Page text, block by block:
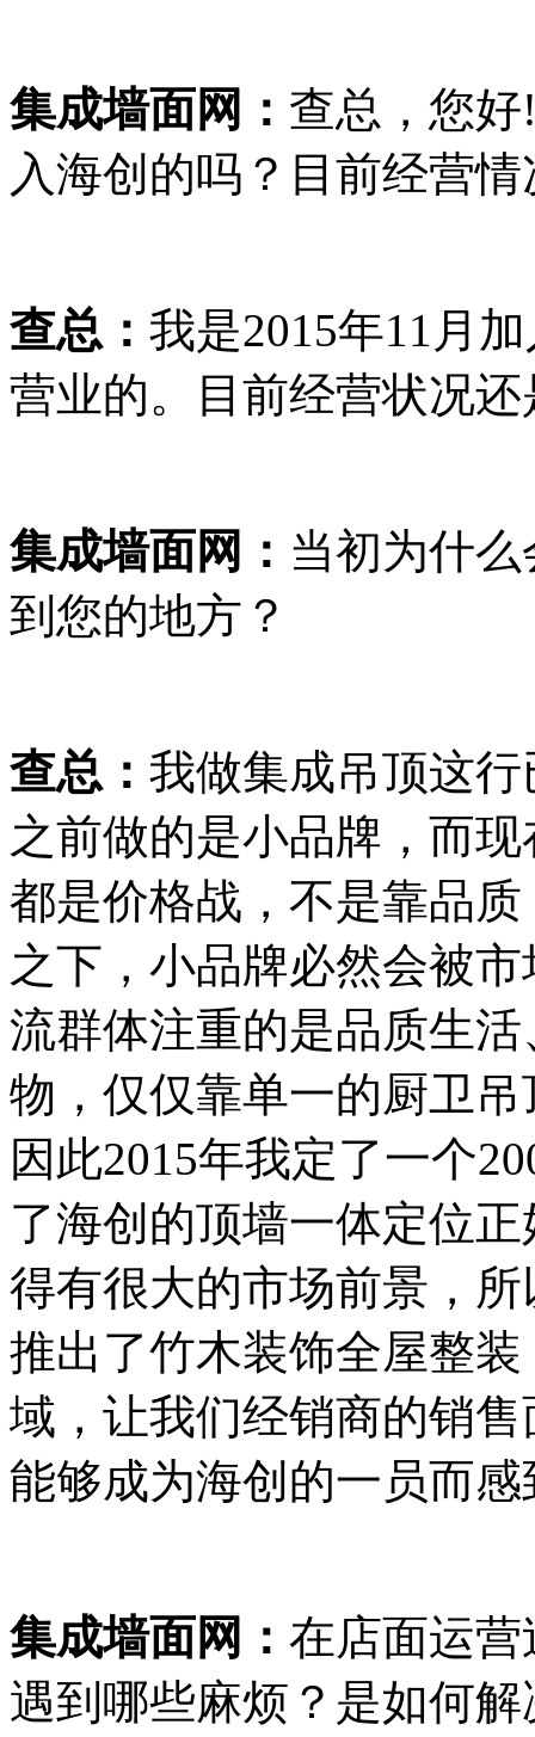
集成墙面网： 查总，您
入海创的吗？目前经营
查总： 我是2015年11月
营业的。目前经营状况
集成墙面网： 当初为什
到您的地方？
查总： 我做集成吊顶这
之前做的是小品牌，而
都是价格战，不是靠品
之下，小品牌必然会被
流群体注重的是品质生
物，仅仅靠单一的厨卫
因此2015年我定了一个
了海创的顶墙一体定位
得有很大的市场前景，
推出了竹木装饰全屋整
域，让我们经销商的销
能够成为海创的一员而
集成墙面网： 在店面运
遇到哪些麻烦？是如何解